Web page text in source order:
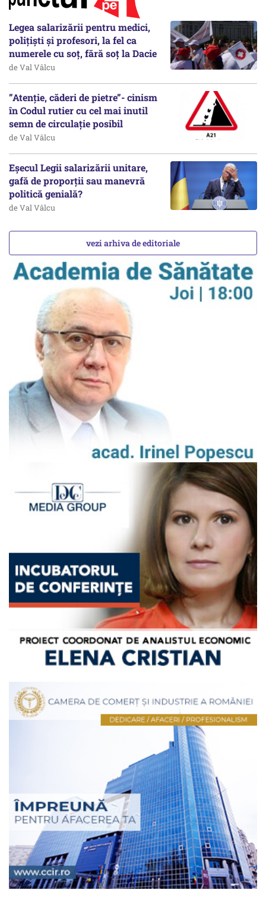
Legea salarizării pentru medici,
polițiști și profesori, la fel ca
numerele cu soț, fără soț la Dacie
de Val Vâlcu
”Atenție, căderi de pietre”- cinism
în Codul rutier cu cel mai inutil
semn de circulație posibil
de Val Vâlcu
Eșecul Legii salarizării unitare,
gafă de proporții sau manevră
politică genială?
de Val Vâlcu
vezi arhiva de editoriale